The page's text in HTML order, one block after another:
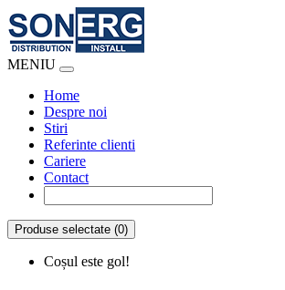
MENIU
Home
Despre noi
Stiri
Referinte clienti
Cariere
Contact
Produse selectate (0)
Coșul este gol!